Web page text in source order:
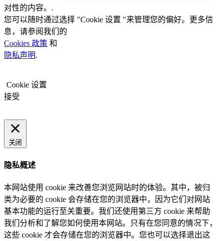
对性的内容。.
您可以随时通过选择 "Cookie 设置 "来管理您的偏好。更多信
息，请参阅我们的
Cookies 政策 和
隐私声明.
Cookie 设置
接受
关闭
隐私概述
本网站使用 cookie 来改善您浏览网站时的体验。其中，被归
类为必要的 cookie 会存储在您的浏览器中，因为它们对网站
基本功能的运行至关重要。我们还使用第三方 cookie 来帮助
我们分析和了解您如何使用本网站。只有在您同意的情况下，
这些 cookie 才会存储在您的浏览器中。您也可以选择退出这